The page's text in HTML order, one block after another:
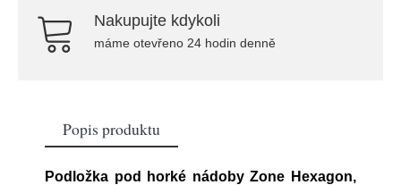
Nakupujte kdykoli
máme otevřeno 24 hodin denně
Popis produktu
Podložka pod horké nádoby Zone Hexagon,